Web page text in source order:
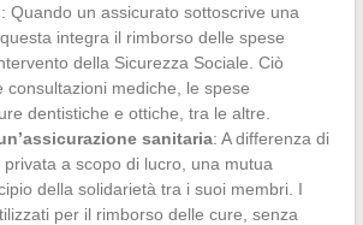
: Quando un assicurato sottoscrive una
integra il rimborso delle spese
della Sicurezza Sociale. Ciò
consultazioni mediche, le spese
dentistiche e ottiche, tra le altre.
sanitaria: A differenza di
privata a scopo di lucro, una mutua
della solidarietà tra i suoi membri. I
per il rimborso delle cure, senza